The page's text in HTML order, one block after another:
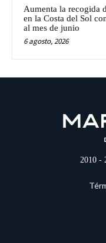
Aumenta la recogida
en la Costa del Sol
al mes de junio
6 agosto, 2026
2010 -